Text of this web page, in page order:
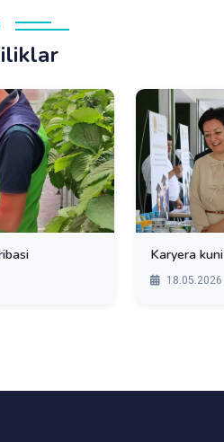
Karyera kuni
18.05.2026